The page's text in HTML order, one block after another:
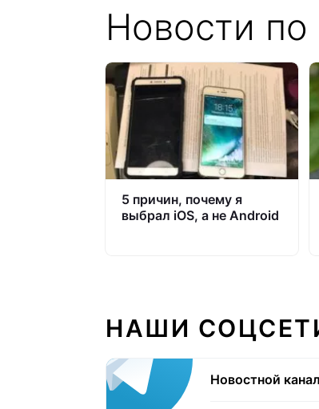
Новости по
5 причин, почему я
выбрал iOS, а не Android
НАШИ
Новостной канал